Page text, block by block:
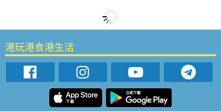
港玩港食港生活